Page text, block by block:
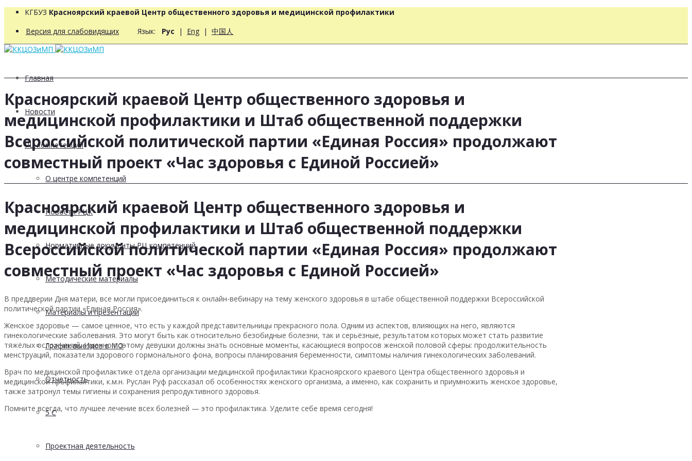
КГБУЗ Красноярский краевой Центр общественного здоровья и медицинской профилактики
Версия для слабовидящих Язык: Рус | Eng | 中国人
Главная
Новости
РЦ компетенций
О центре компетенций
Новости РЦК
Нормативные документы РЦ компетенций
Методические материалы
Материалы и презентации
График выездов в МО
Отчетность
5 С
Проектная деятельность
Красноярский краевой Центр общественного здоровья и
медицинской профилактики и Штаб общественной поддержки
Всероссийской политической партии «Единая Россия» продолжают
совместный проект «Час здоровья с Единой Россией»
Красноярский краевой Центр общественного здоровья и
медицинской профилактики и Штаб общественной поддержки
Всероссийской политической партии «Единая Россия» продолжают
совместный проект «Час здоровья с Единой Россией»
В преддверии Дня матери, все могли присоединиться к онлайн-вебинару на тему женского здоровья в штабе общественной поддержки Всероссийской
политической партии «Единая Россия».
Женское здоровье — самое ценное, что есть у каждой представительницы прекрасного пола. Одним из аспектов, влияющих на него, являются
гинекологические заболевания. Это могут быть как относительно безобидные болезни, так и серьёзные, результатом которых может стать развитие
тяжёлых осложнений. Именно поэтому девушки должны знать основные моменты, касающиеся вопросов женской половой сферы: продолжительность
менструаций, показатели здорового гормонального фона, вопросы планирования беременности, симптомы наличия гинекологических заболеваний.
Врач по медицинской профилактике отдела организации медицинской профилактики Красноярского краевого Центра общественного здоровья и
медицинской профилактики, к.м.н. Руслан Руф рассказал об особенностях женского организма, а именно, как сохранить и приумножить женское здоровье,
также затронул темы гигиены и сохранения репродуктивного здоровья.
Помните всегда, что лучшее лечение всех болезней — это профилактика. Уделите себе время сегодня!